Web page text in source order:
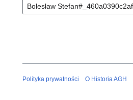
Polityka prywatności O Historia AGH